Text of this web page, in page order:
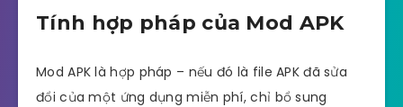
Tính hợp pháp của Mod APK
Mod APK là hợp pháp – nếu đó là file APK đã sửa
đổi của một ứng dụng miễn phí, chỉ bổ sung